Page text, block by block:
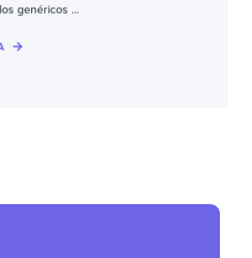
genéricos ...